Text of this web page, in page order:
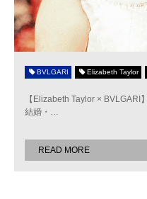
BVLGARI Elizabeth Taylor
【Elizabeth Taylor × BVLGARI】 エリザベス・テイラーは実に8回もの
結婚・ …
READ MORE